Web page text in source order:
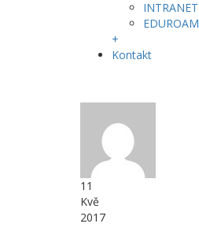
INTRANET
EDUROAM
+
Kontakt
11
Kvě
2017